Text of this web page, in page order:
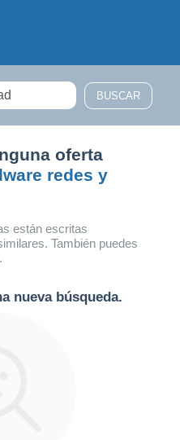
oferta
redes y
están escritas
También puedes
nueva búsqueda.